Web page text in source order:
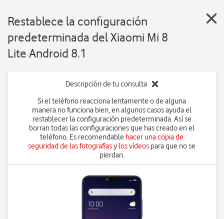
Restablece la configuración
predeterminada del Xiaomi Mi 8
Lite Android 8.1
Descripción de tu consulta
Si el teléfono reacciona lentamente o de alguna
manera no funciona bien, en algunos casos ayuda el
restablecer la configuración predeterminada. Así se
borran todas las configuraciones que has creado en el
teléfono. Es recomendable hacer una copia de
seguridad de las fotografías y los vídeos para que no se
pierdan.